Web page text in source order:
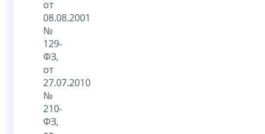
от
08.08.2001
№
129-
ФЗ,
от
27.07.2010
№
210-
ФЗ,